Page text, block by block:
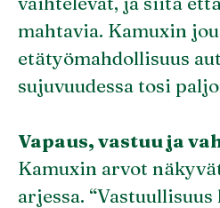
mahtavia. Kamuxin
etätyömahdollisuus
sujuvuudessa tosi
Vapaus, vastuu ja
Kamuxin arvot
arjessa.